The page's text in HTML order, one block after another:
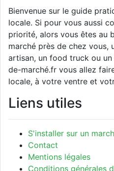
Bienvenue sur le guide
locale. Si pour vous aussi
priorité, alors vous êtes au
marché près de chez vous,
artisan, un food truck ou
de-marché.fr vous allez
locale, à votre ventre et
Liens utiles
S'installer sur un
Contact
Mentions légales
Conditions générales